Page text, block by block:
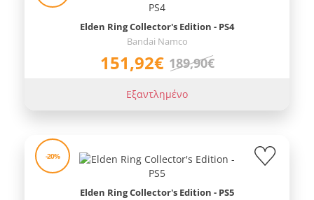
Elden Ring Collector's Edition - PS4
Bandai Namco
151,92€ 189,90€
Εξαντλημένο
-20%
Elden Ring Collector's Edition - PS5